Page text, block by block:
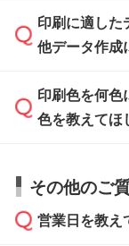
ご入稿後は
がないかチ
刷に進みま
入稿用のテ
Illustratorや
方」をご確
印刷に適し
タッフが事
ムへ添付い
でお送りく
い合わせくだ
なお、印刷
印刷に適した
他データ作成
データ作成
サポートい
から添付し
印刷色を何色
色を教えてほ
お見積・ご注
相談いただ
ご希望や商
その他のご
営業日を教え